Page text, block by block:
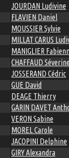
JOURDAN Ludivine
FLAVIEN Daniel
MOUSSIER Sylvie
MILLAT CARUS
MANIGLIER
CHAFFAUD
JOSSERAND Cédric
GUE David
DEAGE Thierry
GARIN DAVET
VERON Sabine
MOREL Carole
JACOPINI Delphine
GIRY Alexandra